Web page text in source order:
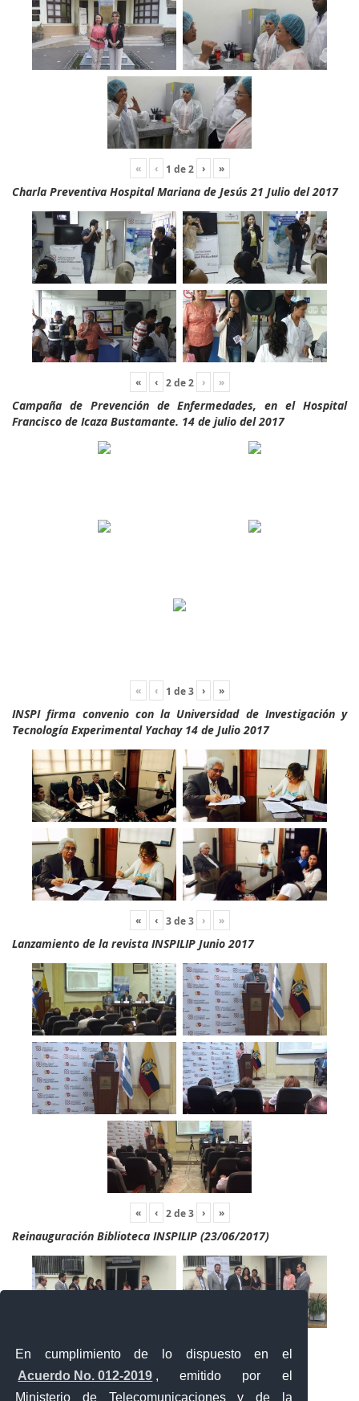
En cumplimiento de lo dispuesto en el
Acuerdo No. 012-2019 , emitido por el
Ministerio de Telecomunicaciones y de la
« ‹ 1 de2 › »
Charla Preventiva Hospital Mariana de Jesús 21 Julio del 2017
« ‹ 2de2 › »
Campaña de Prevención de Enfermedades, en el Hospital
Francisco de Icaza Bustamante. 14 de julio del 2017
« ‹ 1 de3 › »
INSPI firma convenio con la Universidad de Investigación y
Tecnología Experimental Yachay 14 de Julio 2017
« ‹ 3de3 › »
Lanzamiento de la revista INSPILIP Junio 2017
« ‹ 2de3 › »
Reinauguración Biblioteca INSPILIP (23/06/2017)